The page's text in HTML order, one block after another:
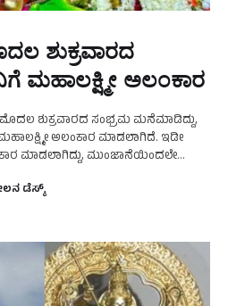
ಶುಕ್ರವಾರದ
ಮಹಾಲಕ್ಷ್ಮೀ ಅಲಂಕಾರ
ಶುಕ್ರವಾರದ ಸಂಭ್ರಮ ಮನೆಮಾಡಿದ್ದು,
ಅಲಂಕಾರ ಮಾಡಲಾಗಿದೆ. ಇಡೀ
ಮಾಡಲಾಗಿದ್ದು, ಮುಂಜಾನೆಯಿಂದಲೇ
ಡೆಸ್ಕ್